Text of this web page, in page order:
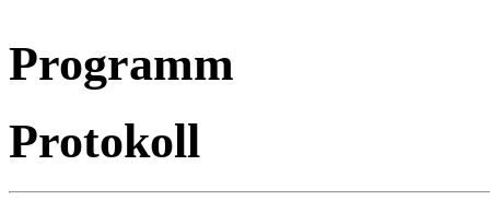
Programm
Protokoll